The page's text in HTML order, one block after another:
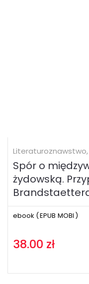
Spór o
żydowską.
ebook (EPUB MOBI )
38.00 zł